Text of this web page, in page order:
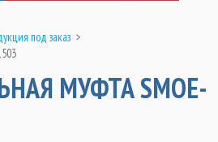
под заказ >
МУФТА SMOE-